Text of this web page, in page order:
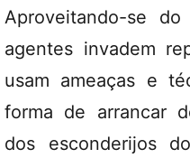
Aproveitando-se
agentes invadem
usam ameaças e
forma de arrancar
dos esconderijos